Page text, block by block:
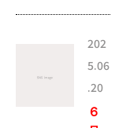
202
5.06
.20
６